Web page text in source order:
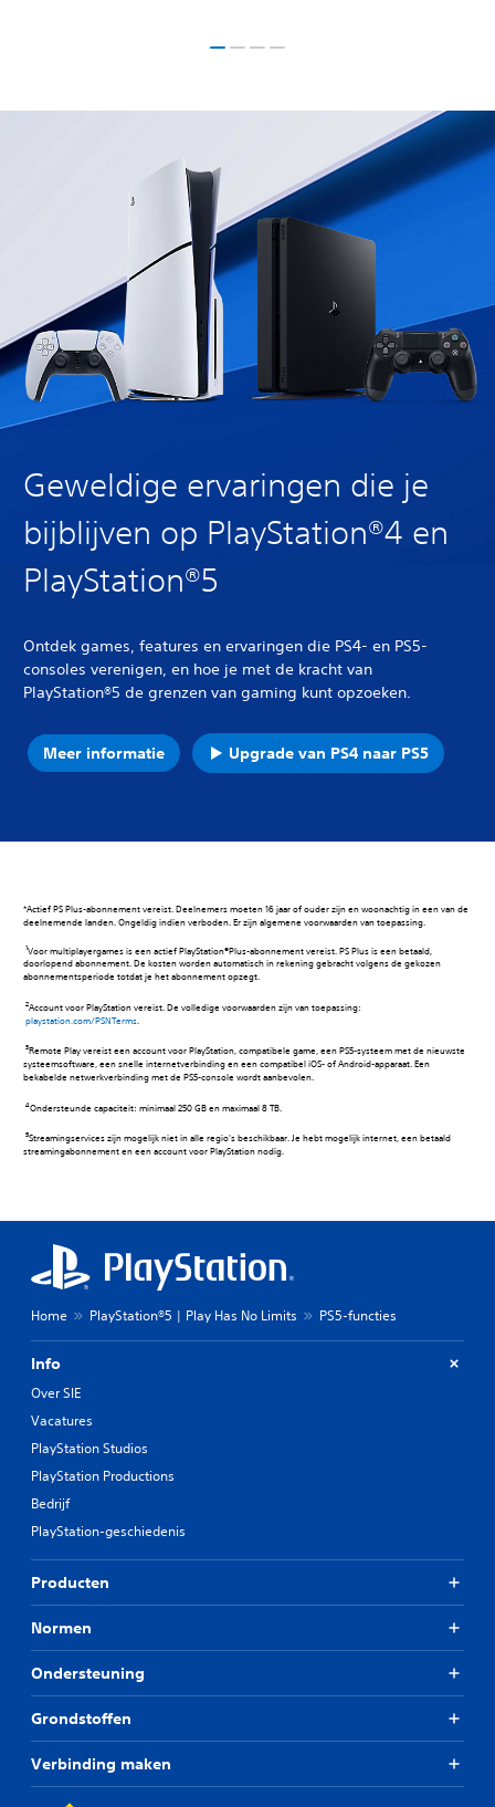
Geweldige ervaringen die je
bijblijven op PlayStation®4 en
PlayStation®5
Ontdek games, features en ervaringen die PS4- en PS5-
consoles verenigen, en hoe je met de kracht van
PlayStation®5 de grenzen van gaming kunt opzoeken.
Meer informatie Upgrade van PS4 naar PS5
‎*Actief PS Plus-abonnement vereist. Deelnemers moeten 16 jaar of ouder zijn en woonachtig in een van de
deelnemende landen. Ongeldig indien verboden. Er zijn algemene voorwaarden van toepassing.
Voor multiplayergames is een actief PlayStation®Plus-abonnement vereist. PS Plus is een betaald,
doorlopend abonnement. De kosten worden automatisch in rekening gebracht volgens de gekozen
abonnementsperiode totdat je het abonnement opzegt.
Account voor PlayStation vereist. De volledige voorwaarden zijn van toepassing:
playstation.com/PSNTerms‎.
Remote Play vereist een account voor PlayStation, compatibele game, een PS5-systeem met de nieuwste
systeemsoftware, een snelle internetverbinding en een compatibel iOS- of Android-apparaat. Een
bekabelde netwerkverbinding met de PS5-console wordt aanbevolen.
Ondersteunde capaciteit: minimaal 250 GB en maximaal 8 TB.
Streamingservices zijn mogelijk niet in alle regio's beschikbaar. Je hebt mogelijk internet, een betaald
streamingabonnement en een account voor PlayStation nodig.
Home PlayStation®5 | Play Has No Limits PS5-functies
Info
Over SIE
Vacatures
PlayStation Studios
PlayStation Productions
Bedrijf
PlayStation-geschiedenis
Producten
Normen
Ondersteuning
Grondstoffen
Verbinding maken